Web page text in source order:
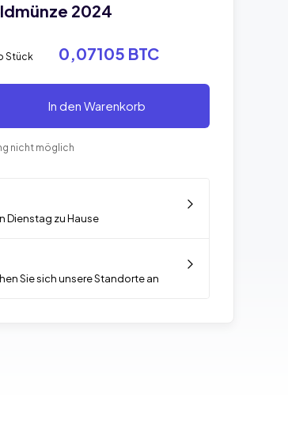
2024
Stück 0,07105 BTC
In den Warenkorb
nicht möglich
Dienstag zu Hause
Sie sich unsere Standorte an